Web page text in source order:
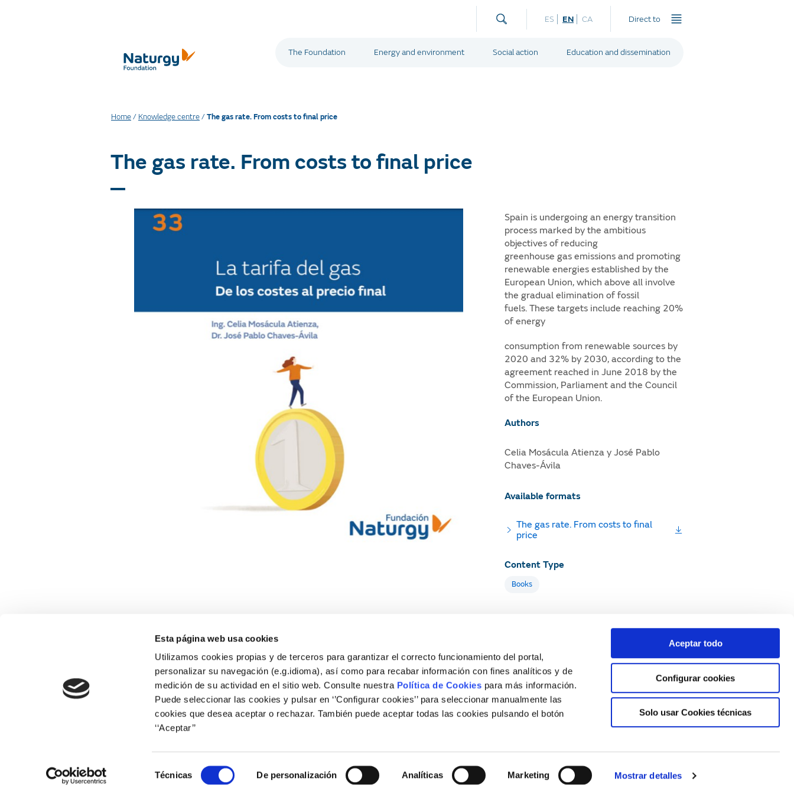
Esta página web usa cookies
Utilizamos cookies propias y de terceros para garantizar el correcto funcionamiento del portal,
personalizar su navegación (e.g.idioma), así como para recabar información con fines analíticos y de
medición de su actividad en el sitio web. Consulte nuestra Política de Cookies para más información.
Puede seleccionar las cookies y pulsar en ‘’Configurar cookies’’ para seleccionar manualmente las
cookies que desea aceptar o rechazar. También puede aceptar todas las cookies pulsando el botón
‘‘Aceptar’’
de
Técnicas De personalización Analíticas Marketing Mostrar detalles
Aceptar todo
Configurar cookies
Solo usar Cookies técnicas
ES EN CA Direct to
The Foundation Energy and environment Social action Education and dissemination
Home/ Knowledge centre/The gas rate. From costs to final price
The gas rate. From costs to final price
Spain is undergoing an energy transition
process marked by the ambitious
objectives of reducing
greenhouse gas emissions and promoting
renewable energies established by the
European Union, which above all involve
the gradual elimination of fossil
fuels. These targets include reaching 20%
of energy
consumption from renewable sources by
2020 and 32% by 2030, according to the
agreement reached in June 2018 by the
Commission, Parliament and the Council
of the European Union.
Authors
Celia Mosácula Atienza y José Pablo
Chaves-Ávila
Available formats
The gas rate. From costs to final
price
Content Type
Books
Energy transition Environment
Legal notice
Subscribe